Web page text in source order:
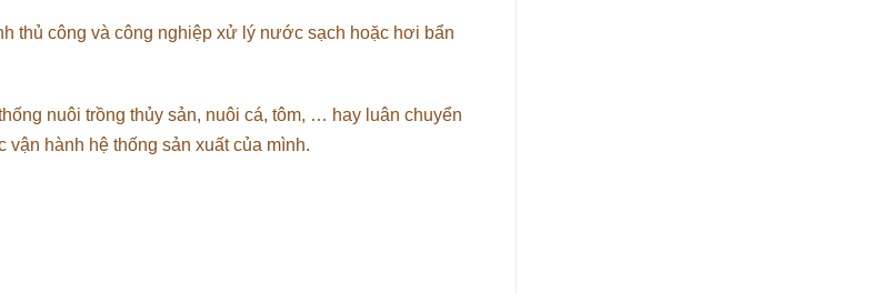
thủ công và công nghiệp xử lý nước sạch hoặc hơi bẩn
nuôi trồng thủy sản, nuôi cá, tôm, … hay luân chuyển
hành hệ thống sản xuất của mình.